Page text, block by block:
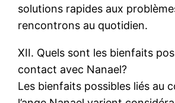
solutions rapides aux
rencontrons au quotidien.
XII. Quels sont les bienfaits
contact avec Nanael?
Les bienfaits possibles liés au